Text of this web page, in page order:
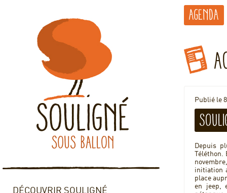
DÉCOUVRIR SOULIGNÉ
Agenda
Publié le
Depuis
initiation
place
en jeep,